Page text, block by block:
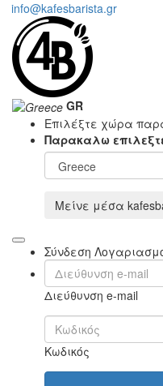
info@kafesbarista.gr
GR
Επιλέξτε χώρα
Παρακαλω
Μείνε μέσα
Σύνδεση
Διεύθυνση e-mail
Κωδικός